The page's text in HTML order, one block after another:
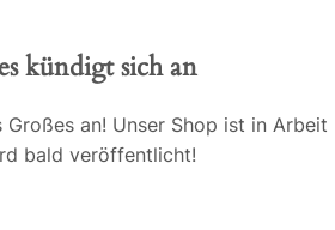
kündigt sich an
an! Unser Shop ist in Arbeit
bald veröffentlicht!